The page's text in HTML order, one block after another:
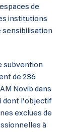
de
institutions
sensibilisation
subvention
de 236
Novib dans
dont l'objectif
exclues de
à